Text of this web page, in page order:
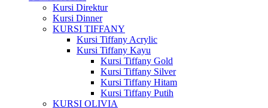
Kursi Direktur
Kursi Dinner
KURSI TIFFANY
Kursi Tiffany Acrylic
Kursi Tiffany Kayu
Kursi Tiffany Gold
Kursi Tiffany Silver
Kursi Tiffany Hitam
Kursi Tiffany Putih
KURSI OLIVIA